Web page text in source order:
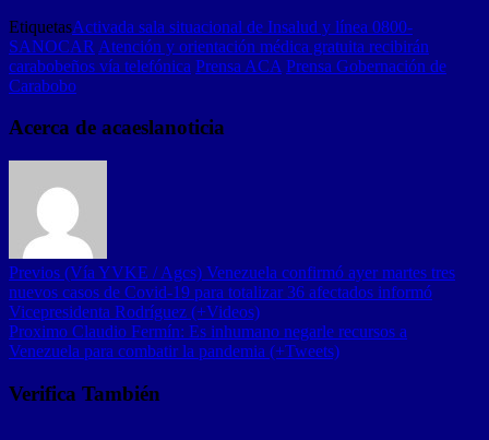
EtiquetasActivada sala situacional de Insalud y línea 0800-
SANOCAR Atención y orientación médica gratuita recibirán
carabobeños vía telefónica Prensa ACA Prensa Gobernación de
Carabobo
Acerca de acaeslanoticia
Previos (Vía YVKE / Agcs) Venezuela confirmó ayer martes tres
nuevos casos de Covid-19 para totalizar 36 afectados informó
Vicepresidenta Rodríguez (+Videos)
Proximo Claudio Fermín: Es inhumano negarle recursos a
Venezuela para combatir la pandemia (+Tweets)
Verifica También